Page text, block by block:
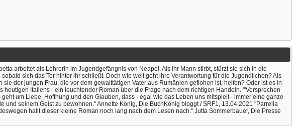
arbeitet als Lehrerin im Jugendgefängnis von Neapel. Als ihr Mann stirbt, stürzt sie sich in die
sich das Tor hinter ihr schließt. Doch wie weit geht ihre Verantwortung für die Jugendlichen? Als
der jungen Frau, die vor dem gewalttätigen Vater aus Rumänien geflohen ist, helfen? Oder ist es in
Italiens - ein leuchtender Roman über die Frage nach dem richtigen Handeln. "'Versprechen
um Liebe, Hoffnung und den Glauben, dass - egal wie das Leben uns mitspielt - immer eine ganze
seinem Geist zu bewohnen." Annette König, Die BuchKönig bloggt / SRF1, 13.04.2021 "Parrella
hallt dieser kleine Roman noch lang nach dem Lesen nach." Jutta Sommerbauer, Die Presse